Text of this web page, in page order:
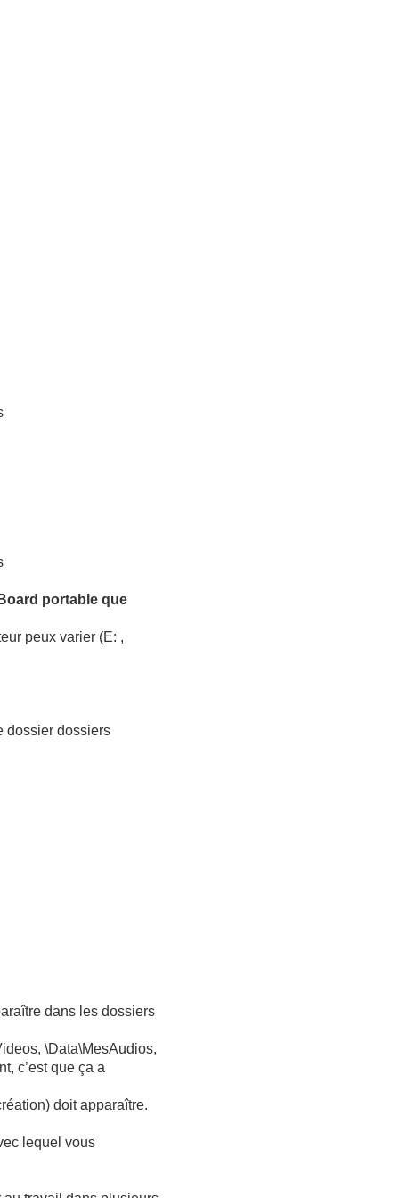
portable que
peux varier (E: ,
dossier dossiers
dans les dossiers
\Data\MesAudios,
c’est que ça a
doit apparaître.
lequel vous